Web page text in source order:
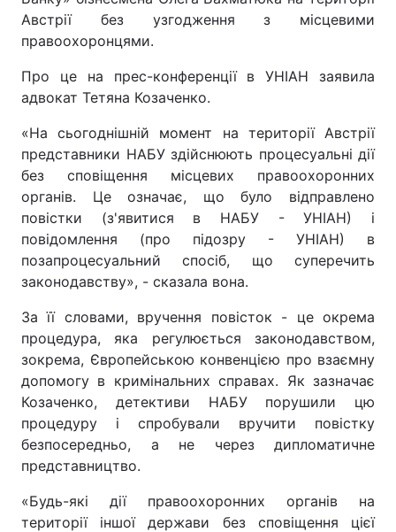
Австрії без узгодження з місцевими
правоохоронцями.
Про це на прес-конференції в УНІАН заявила
адвокат Тетяна Козаченко.
«На сьогоднішній момент на території Австрії
представники НАБУ здійснюють процесуальні дії
без сповіщення місцевих правоохоронних
органів. Це означає, що було відправлено
повістки (з'явитися в НАБУ - УНІАН) і
повідомлення (про підозру - УНІАН) в
позапроцесуальний спосіб, що суперечить
законодавству», - сказала вона.
За її словами, вручення повісток - це окрема
процедура, яка регулюється законодавством,
зокрема, Європейською конвенцією про взаємну
допомогу в кримінальних справах. Як зазначає
Козаченко, детективи НАБУ порушили цю
процедуру і спробували вручити повістку
безпосередньо, а не через дипломатичне
представництво.
«Будь-які дії правоохоронних органів на
території іншої держави без сповіщення цієї